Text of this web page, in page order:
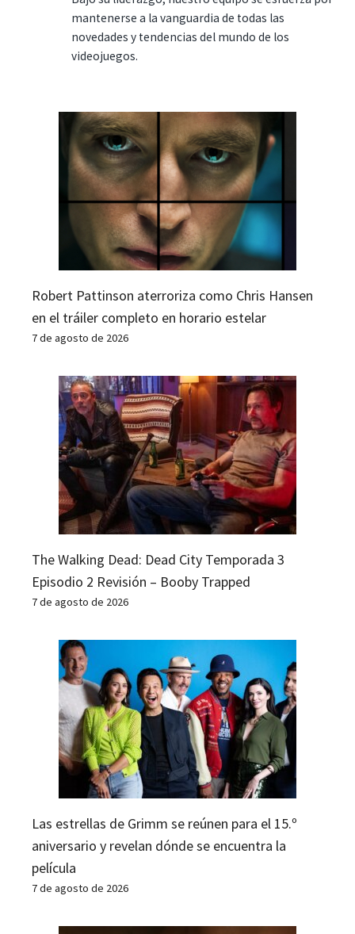
mantenerse a la vanguardia de todas las
novedades y tendencias del mundo de los
videojuegos.
Robert Pattinson aterroriza como Chris Hansen
en el tráiler completo en horario estelar
7 de agosto de 2026
The Walking Dead: Dead City Temporada 3
Episodio 2 Revisión – Booby Trapped
7 de agosto de 2026
Las estrellas de Grimm se reúnen para el 15.º
aniversario y revelan dónde se encuentra la
película
7 de agosto de 2026